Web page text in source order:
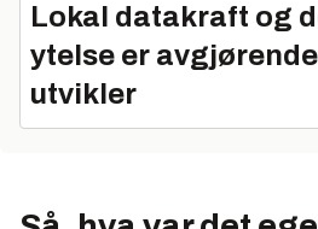
Lokal datakraft og
ytelse er
utvikler